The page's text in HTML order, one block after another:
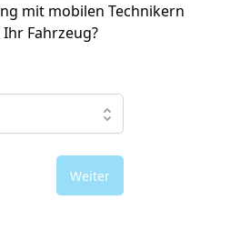
mit mobilen Technikern
Fahrzeug?
Weiter